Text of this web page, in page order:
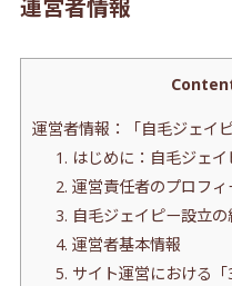
運営者情報
運営者情報：「自毛ジェイ
1. はじめに：自毛ジェ
2. 運営責任者のプロフィ
3. 自毛ジェイピー設立
4. 運営者基本情報
5. サイト運営における「